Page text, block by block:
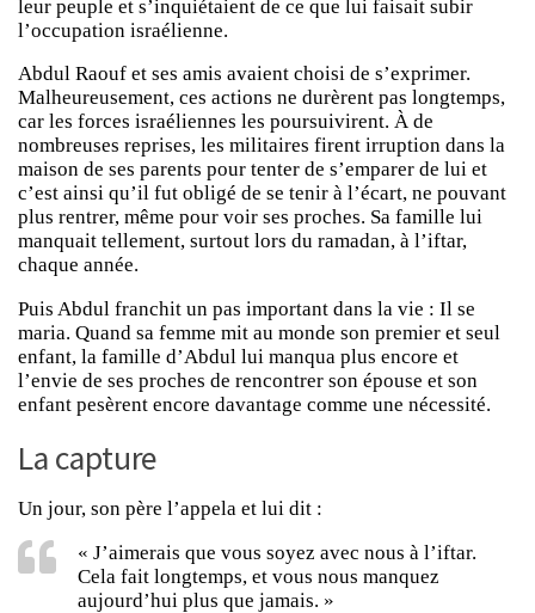
leur peuple et s’inquiétaient de ce que lui faisait subir
l’occupation israélienne.
Abdul Raouf et ses amis avaient choisi de s’exprimer.
Malheureusement, ces actions ne durèrent pas longtemps,
car les forces israéliennes les poursuivirent. À de
nombreuses reprises, les militaires firent irruption dans la
maison de ses parents pour tenter de s’emparer de lui et
c’est ainsi qu’il fut obligé de se tenir à l’écart, ne pouvant
plus rentrer, même pour voir ses proches. Sa famille lui
manquait tellement, surtout lors du ramadan, à l’iftar,
chaque année.
Puis Abdul franchit un pas important dans la vie : Il se
maria. Quand sa femme mit au monde son premier et seul
enfant, la famille d’Abdul lui manqua plus encore et
l’envie de ses proches de rencontrer son épouse et son
enfant pesèrent encore davantage comme une nécessité.
La capture
Un jour, son père l’appela et lui dit :
« J’aimerais que vous soyez avec nous à l’iftar.
Cela fait longtemps, et vous nous manquez
aujourd’hui plus que jamais. »